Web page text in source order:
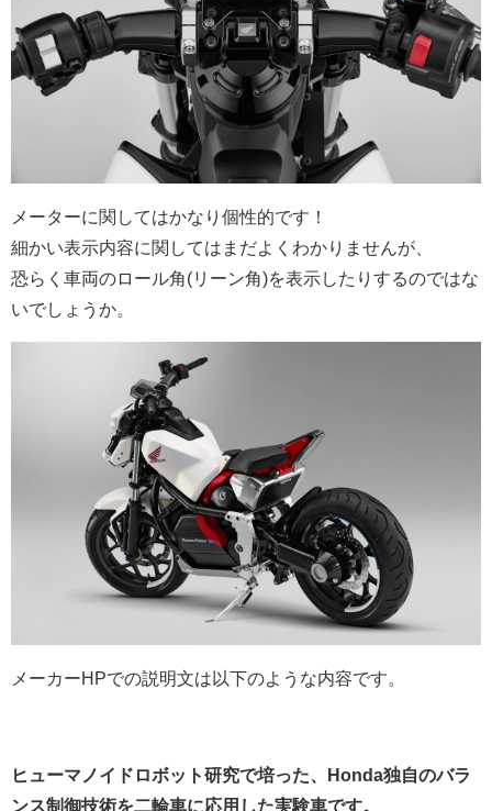
メーターに関してはかなり個性的です！
細かい表示内容に関してはまだよくわかりませんが、
恐らく車両のロール角(リーン角)を表示したりするのではな
いでしょうか。
メーカーHPでの説明文は以下のような内容です。
ヒューマノイドロボット研究で培った、Honda独自のバラ
ンス制御技術を二輪車に応用した実験車です。